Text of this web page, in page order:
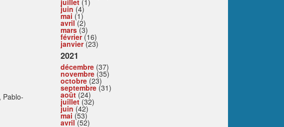
Pablo-
juillet (1)
juin (4)
mai (1)
avril(2)
mars(3)
février(16)
janvier(23)
2021
décembre (37)
novembre (35)
octobre (23)
septembre (31)
août (24)
juillet(32)
juin (42)
mai (53)
avril(52)